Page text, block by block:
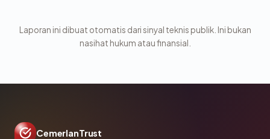
Laporan ini dibuat otomatis dari sinyal teknis publik. Ini bukan
nasihat hukum atau finansial.
CemerlanTrust